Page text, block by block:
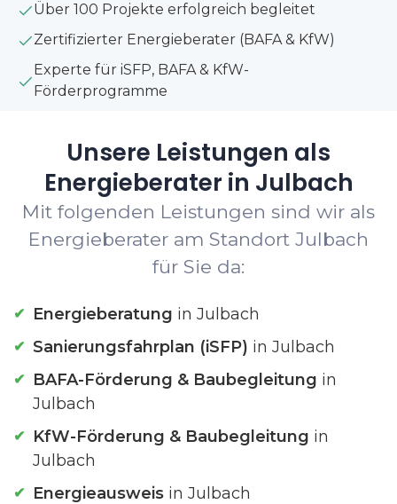
Über 100 Projekte erfolgreich begleitet
Zertifizierter Energieberater (BAFA & KfW)
Experte für iSFP, BAFA & KfW-
Förderprogramme
Unsere Leistungen als
Energieberater in Julbach
Mit folgenden Leistungen sind wir als
Energieberater am Standort Julbach
für Sie da:
Energieberatung in Julbach
Sanierungsfahrplan (iSFP) in Julbach
BAFA-Förderung & Baubegleitung in
Julbach
KfW-Förderung & Baubegleitung in
Julbach
Energieausweis in Julbach